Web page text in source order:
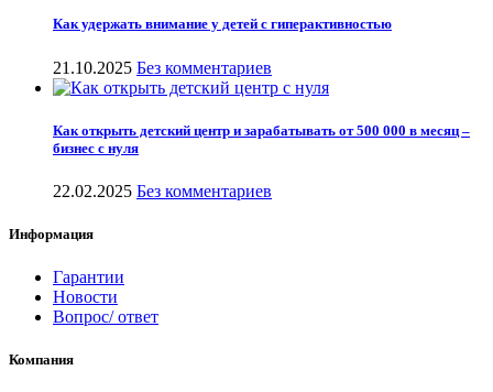
Как удержать внимание у детей с гиперактивностью
21.10.2025 Без комментариев
Как открыть детский центр и зарабатывать от 500 000 в месяц –
бизнес с нуля
22.02.2025 Без комментариев
Информация
Гарантии
Новости
Вопрос/ ответ
Компания